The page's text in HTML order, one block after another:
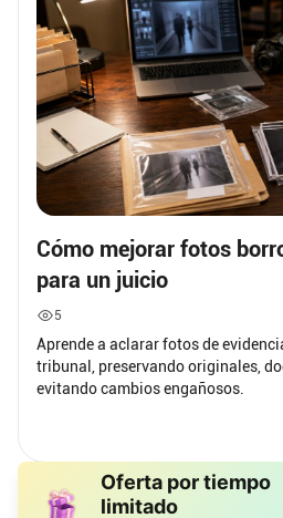
Cómo mejorar fotos
para un juicio
5
Aprende a aclarar fotos de
tribunal, preservando originales,
evitando cambios engañosos.
Oferta por tiempo
limitado